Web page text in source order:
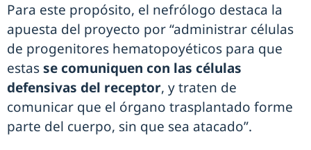
Para este propósito, el nefrólogo destaca la
apuesta del proyecto por “administrar células
de progenitores hematopoyéticos para que
estasse comuniquen con las células
defensivas del receptor, y traten de
comunicar que el órgano trasplantado forme
parte del cuerpo, sin que sea atacado”.